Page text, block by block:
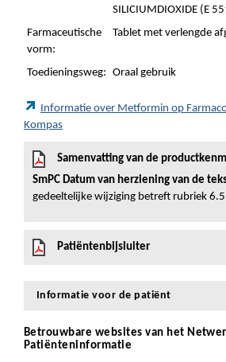
SILICIUMDIOXIDE (E
Farmaceutische
vorm:
Tablet met verlengde
Toedieningsweg: Oraal gebruik
Informatie over Metformin op
Kompas
Samenvatting van de
SmPC Datum van herziening van de
gedeeltelijke wijziging betreft rubriek
Patiëntenbijsluiter
Informatie voor de patiënt
Betrouwbare websites van het
Patiënteninformatie